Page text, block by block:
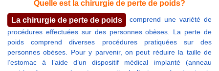
Quelle est la chirurgie de perte de poids?
La chirurgie de perte de poids
comprend une variété de
procédures effectuées sur des personnes obèses. La perte de
poids comprend diverses procédures pratiquées sur des
personnes obèses. Pour y parvenir, on peut réduire la taille de
l’estomac à l’aide d’un dispositif médical implanté (anneau